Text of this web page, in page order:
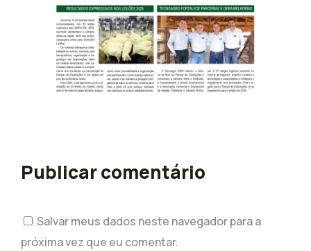
Publicar comentário
Salvar meus dados neste navegador para a
próxima vez que eu comentar.